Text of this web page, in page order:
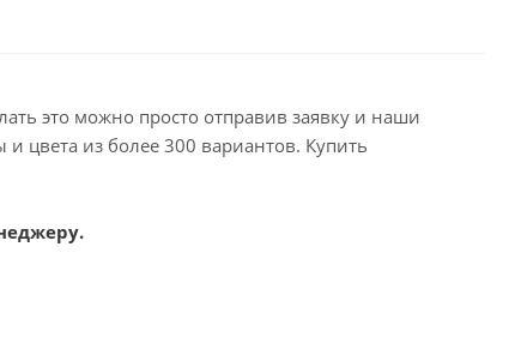
это можно просто отправив заявку и наши
цвета из более 300 вариантов. Купить